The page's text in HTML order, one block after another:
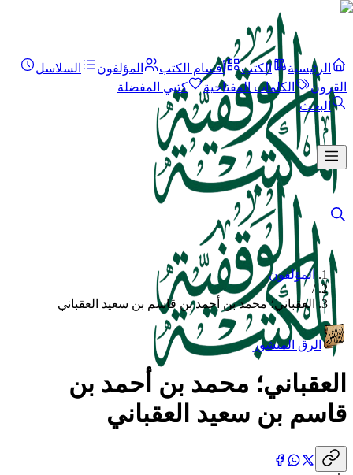
الرئيسية الكتب أقسام الكتب المؤلفون
السلاسل
القرون
الكلمات المفتاحية
كتبي المفضلة
البحث
المؤلفون
/
العقباني؛ محمد بن أحمد بن قاسم بن سعيد العقباني
الرق المنشور
العقباني؛ محمد بن أحمد بن
قاسم بن سعيد العقباني